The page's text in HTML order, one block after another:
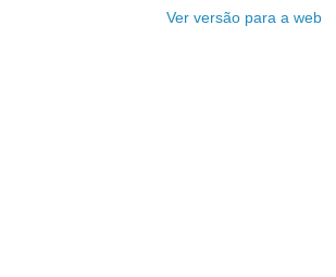
Ver versão para a web